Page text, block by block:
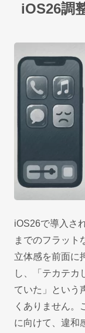
iOS26調
iOS26で導入さ
までのフラット
立体感を前面に
し、「テカテカ
ていた」という
くありません。
に向けて、違和